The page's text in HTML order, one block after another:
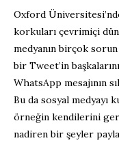
Oxford
korkuları çevrimiçi
medyanın birçok
bir Tweet’in
WhatsApp mesajının
Bu da sosyal medyayı
örneğin kendilerini
nadiren bir şeyler